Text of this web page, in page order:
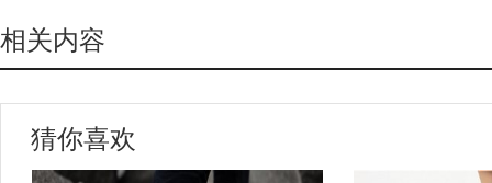
相关内容
猜你喜欢